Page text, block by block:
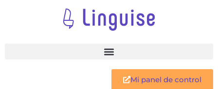
Mi panel de control